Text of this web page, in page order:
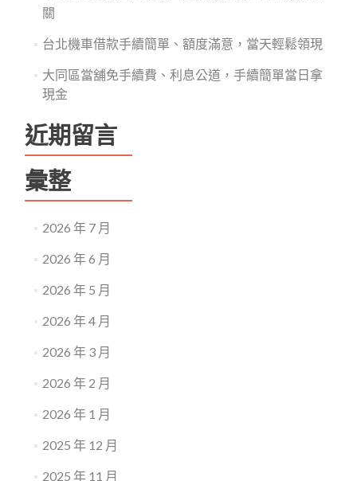
關
台北機車借款手續簡單、額度滿意，當天輕鬆領現
大同區當舖免手續費、利息公道，手續簡單當日拿
現金
近期留言
彙整
2026 年 7 月
2026 年 6 月
2026 年 5 月
2026 年 4 月
2026 年 3 月
2026 年 2 月
2026 年 1 月
2025 年 12 月
2025 年 11 月